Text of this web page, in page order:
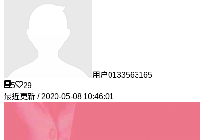
用户0133563165
5
29
最近更新 / 2020-05-08 10:46:01